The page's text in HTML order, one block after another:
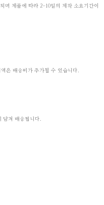
며 제품에 따라 2-10일의 제작 소요기간이
은 배송비가 추가될 수 있습니다.
겨 배송됩니다.